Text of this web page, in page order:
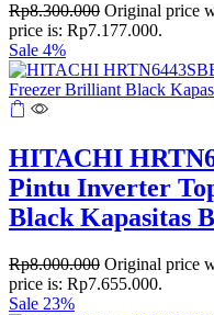
Rp8.300.000 Original price
price is: Rp7.177.000.
Sale 4%
HITACHI
Pintu Inverter
Black Kapasitas
Rp8.000.000 Original price
price is: Rp7.655.000.
Sale 23%